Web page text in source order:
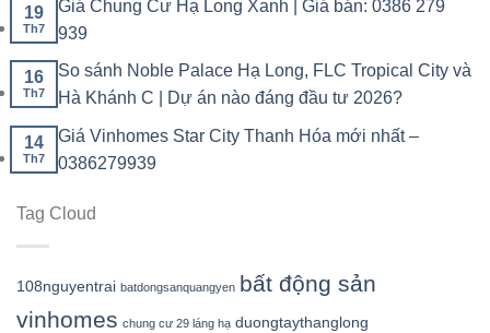
19
Th7
Giá Chung Cư Hạ Long Xanh | Giá bán: 0386 279
939
16
Th7
So sánh Noble Palace Hạ Long, FLC Tropical City và
Hà Khánh C | Dự án nào đáng đầu tư 2026?
14
Th7
Giá Vinhomes Star City Thanh Hóa mới nhất –
0386279939
Tag Cloud
108nguyentrai batdongsanquangyen bất động sản
vinhomes chung cư 29 láng hạ duongtaythanglong